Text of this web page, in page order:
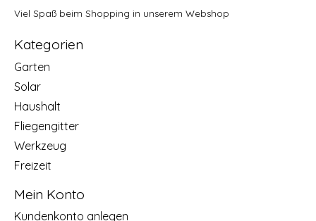
Viel Spaß beim Shopping in unserem Webshop
Kategorien
Garten
Solar
Haushalt
Fliegengitter
Werkzeug
Freizeit
Mein Konto
Kundenkonto anlegen